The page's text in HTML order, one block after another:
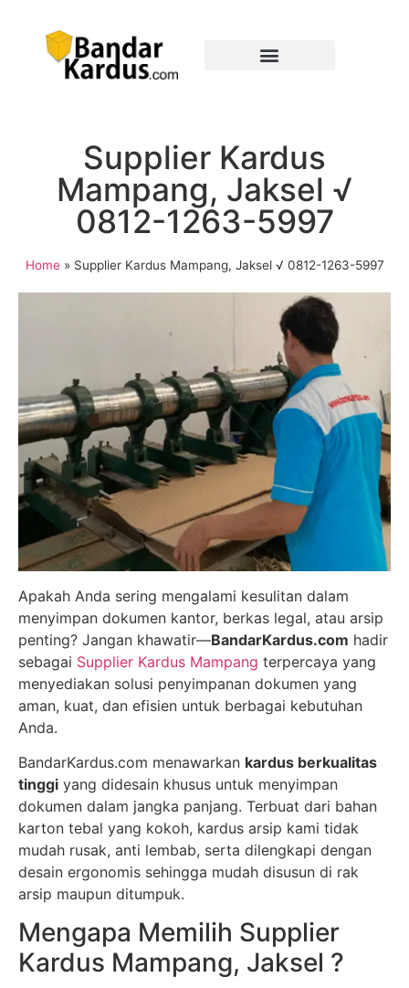
Supplier Kardus
Mampang, Jaksel √
0812-1263-5997
Home» Supplier Kardus Mampang, Jaksel √ 0812-1263-5997
Apakah Anda sering mengalami kesulitan dalam
menyimpan dokumen kantor, berkas legal, atau arsip
penting? Jangan khawatir—BandarKardus.com hadir
sebagai Supplier Kardus Mampang terpercaya yang
menyediakan solusi penyimpanan dokumen yang
aman, kuat, dan efisien untuk berbagai kebutuhan
Anda.
BandarKardus.com menawarkan kardus berkualitas
tinggi yang didesain khusus untuk menyimpan
dokumen dalam jangka panjang. Terbuat dari bahan
karton tebal yang kokoh, kardus arsip kami tidak
mudah rusak, anti lembab, serta dilengkapi dengan
desain ergonomis sehingga mudah disusun di rak
arsip maupun ditumpuk.
Mengapa Memilih Supplier
Kardus Mampang, Jaksel ?